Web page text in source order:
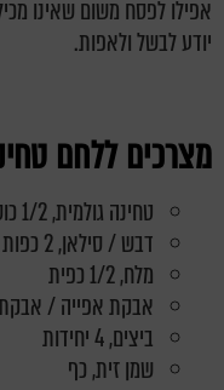
יודע לבשל ולאפות.
מצרכים ללחם
טחינה גולמית, 1/2 כוס
דבש / סילאן, 2 כפות
מלח, 1/2 כפית
אבקת אפייה /
ביצים, 4 יחידות
שמן זית, כף